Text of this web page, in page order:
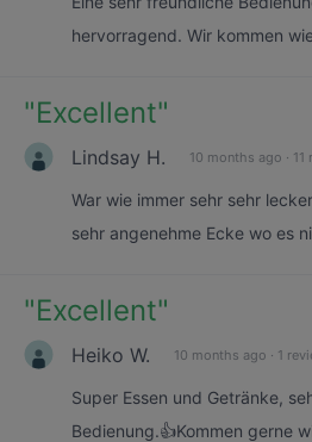
hervorragend. Wir kommen
"Excellent"
Lindsay H. 10 months ago · 11
War wie immer sehr sehr
sehr angenehme Ecke wo es
"Excellent"
Heiko W. 10 months ago · 1
Super Essen und Getränke,
Bedienung.👍Kommen gerne